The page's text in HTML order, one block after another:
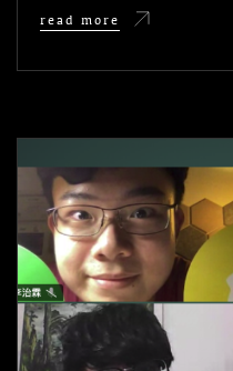
read more
澤
問
是
了
找
到
更
好
的
問
題